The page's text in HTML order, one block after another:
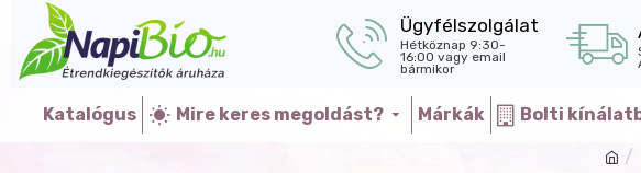
Ügyfélszolgálat
Hétköznap 9:30-
16:00 vagy email
bármikor
Katalógus Mire keres megoldást? Márkák Bolti